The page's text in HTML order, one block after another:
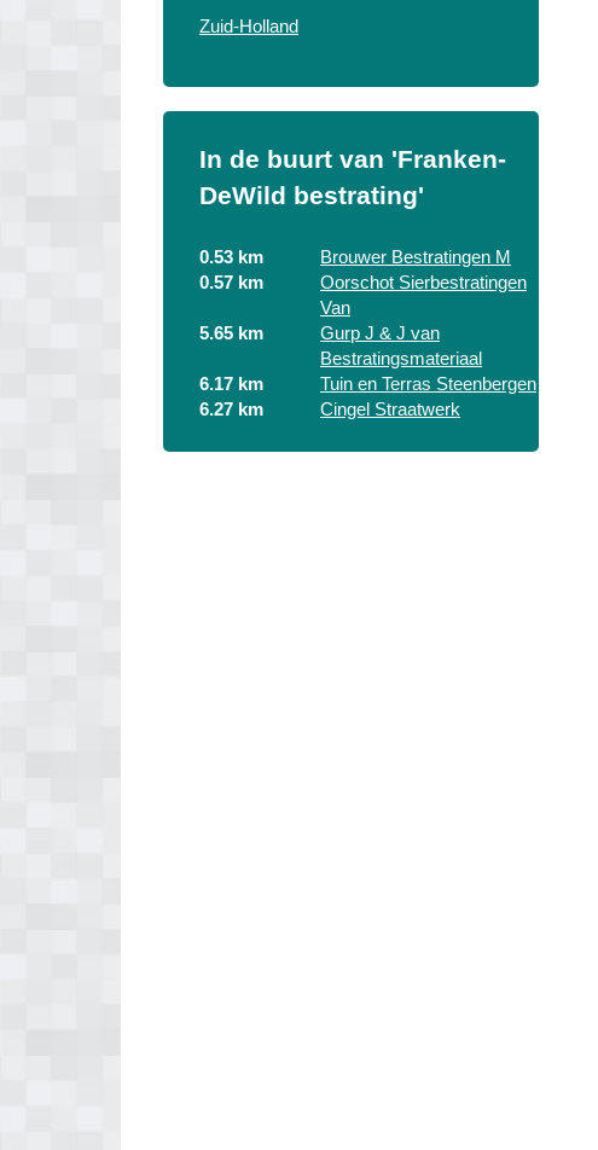
Zuid-Holland
In de buurt van 'Franken-
DeWild bestrating'
0.53 km
Brouwer Bestratingen M
0.57 km
Oorschot Sierbestratingen
Van
5.65 km
Gurp J & J van
Bestratingsmateriaal
6.17 km
Tuin en Terras Steenbergen
6.27 km
Cingel Straatwerk